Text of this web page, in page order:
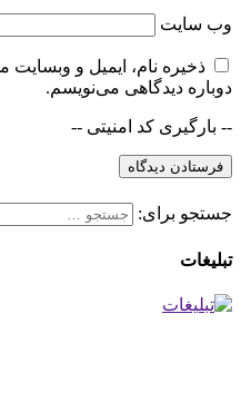
وب‌ سایت
ذخیره نام، ایمیل و
دوباره دیدگاهی می‌نویسم.
-- بارگیری کد امنیتی --
جستجو برای:
تبلیغات